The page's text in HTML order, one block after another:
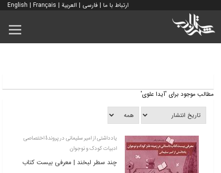
ارتباط با ما | فارسی | العربية |
English | Français
مطالب موجود برای 'آیدا علوی'
یادداشتی از امیر سلیمانی در پروندۀ اختصاصی
ادبیات کودک و نوجوان
چند سطر لبخند | معرفی بیست کتاب